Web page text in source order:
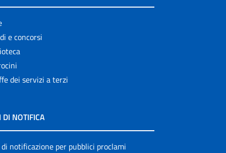
e concorsi
dei servizi a terzi
DI NOTIFICA
notificazione per pubblici proclami